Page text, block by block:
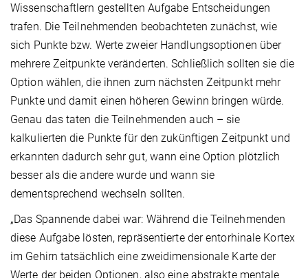
Wissenschaftlern gestellten Aufgabe Entscheidungen
trafen. Die Teilnehmenden beobachteten zunächst, wie
sich Punkte bzw. Werte zweier Handlungsoptionen über
mehrere Zeitpunkte veränderten. Schließlich sollten sie die
Option wählen, die ihnen zum nächsten Zeitpunkt mehr
Punkte und damit einen höheren Gewinn bringen würde.
Genau das taten die Teilnehmenden auch – sie
kalkulierten die Punkte für den zukünftigen Zeitpunkt und
erkannten dadurch sehr gut, wann eine Option plötzlich
besser als die andere wurde und wann sie
dementsprechend wechseln sollten.
„Das Spannende dabei war: Während die Teilnehmenden
diese Aufgabe lösten, repräsentierte der entorhinale Kortex
im Gehirn tatsächlich eine zweidimensionale Karte der
Werte der beiden Optionen, also eine abstrakte mentale